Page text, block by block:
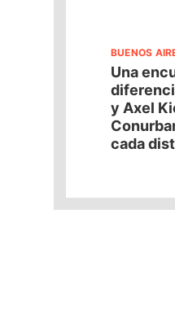
BUENOS
Una
y Axel
cada